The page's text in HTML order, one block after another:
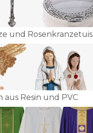
und Rosenkranzetuis
aus Resin und PVC